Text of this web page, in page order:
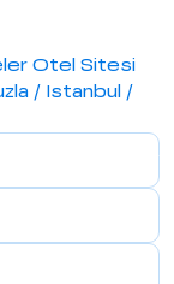
Otel Sitesi
/ Istanbul /